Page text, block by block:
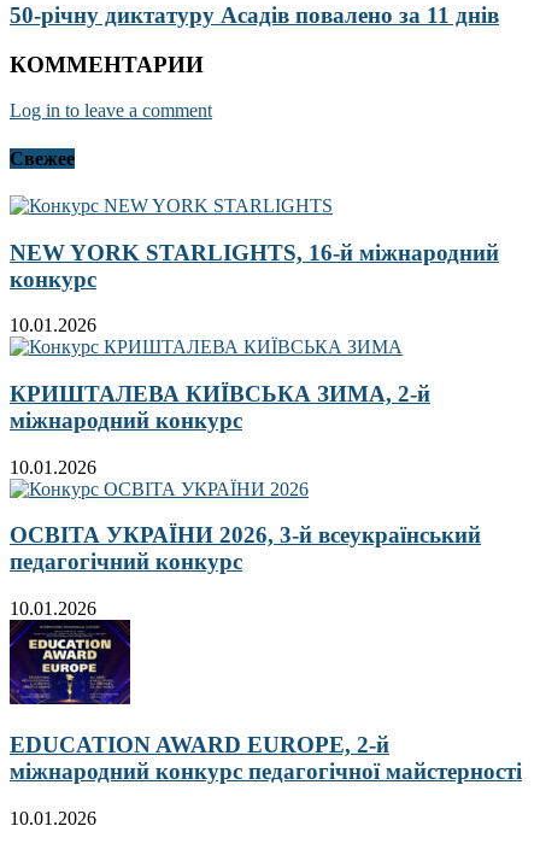
50-річну диктатуру Асадів повалено за 11 днів
КОММЕНТАРИИ
Log in to leave a comment
Свежее
NEW YORK STARLIGHTS, 16-й міжнародний
конкурс
10.01.2026
КРИШТАЛЕВА КИЇВСЬКА ЗИМА, 2-й
міжнародний конкурс
10.01.2026
ОСВІТА УКРАЇНИ 2026, 3-й всеукраїнський
педагогічний конкурс
10.01.2026
EDUCATION AWARD EUROPE, 2-й
міжнародний конкурс педагогічної майстерності
10.01.2026